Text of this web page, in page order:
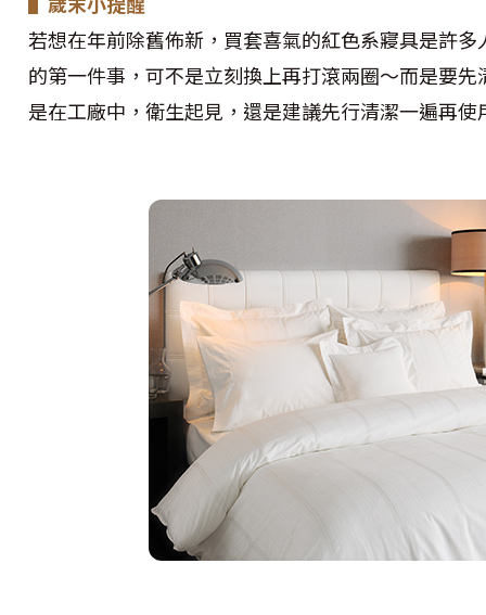
若想在年前除舊佈新，買套喜氣的紅色系寢具是許
的第一件事，可不是立刻換上再打滾兩圈～而是要
是在工廠中，衛生起見，還是建議先行清潔一遍再使